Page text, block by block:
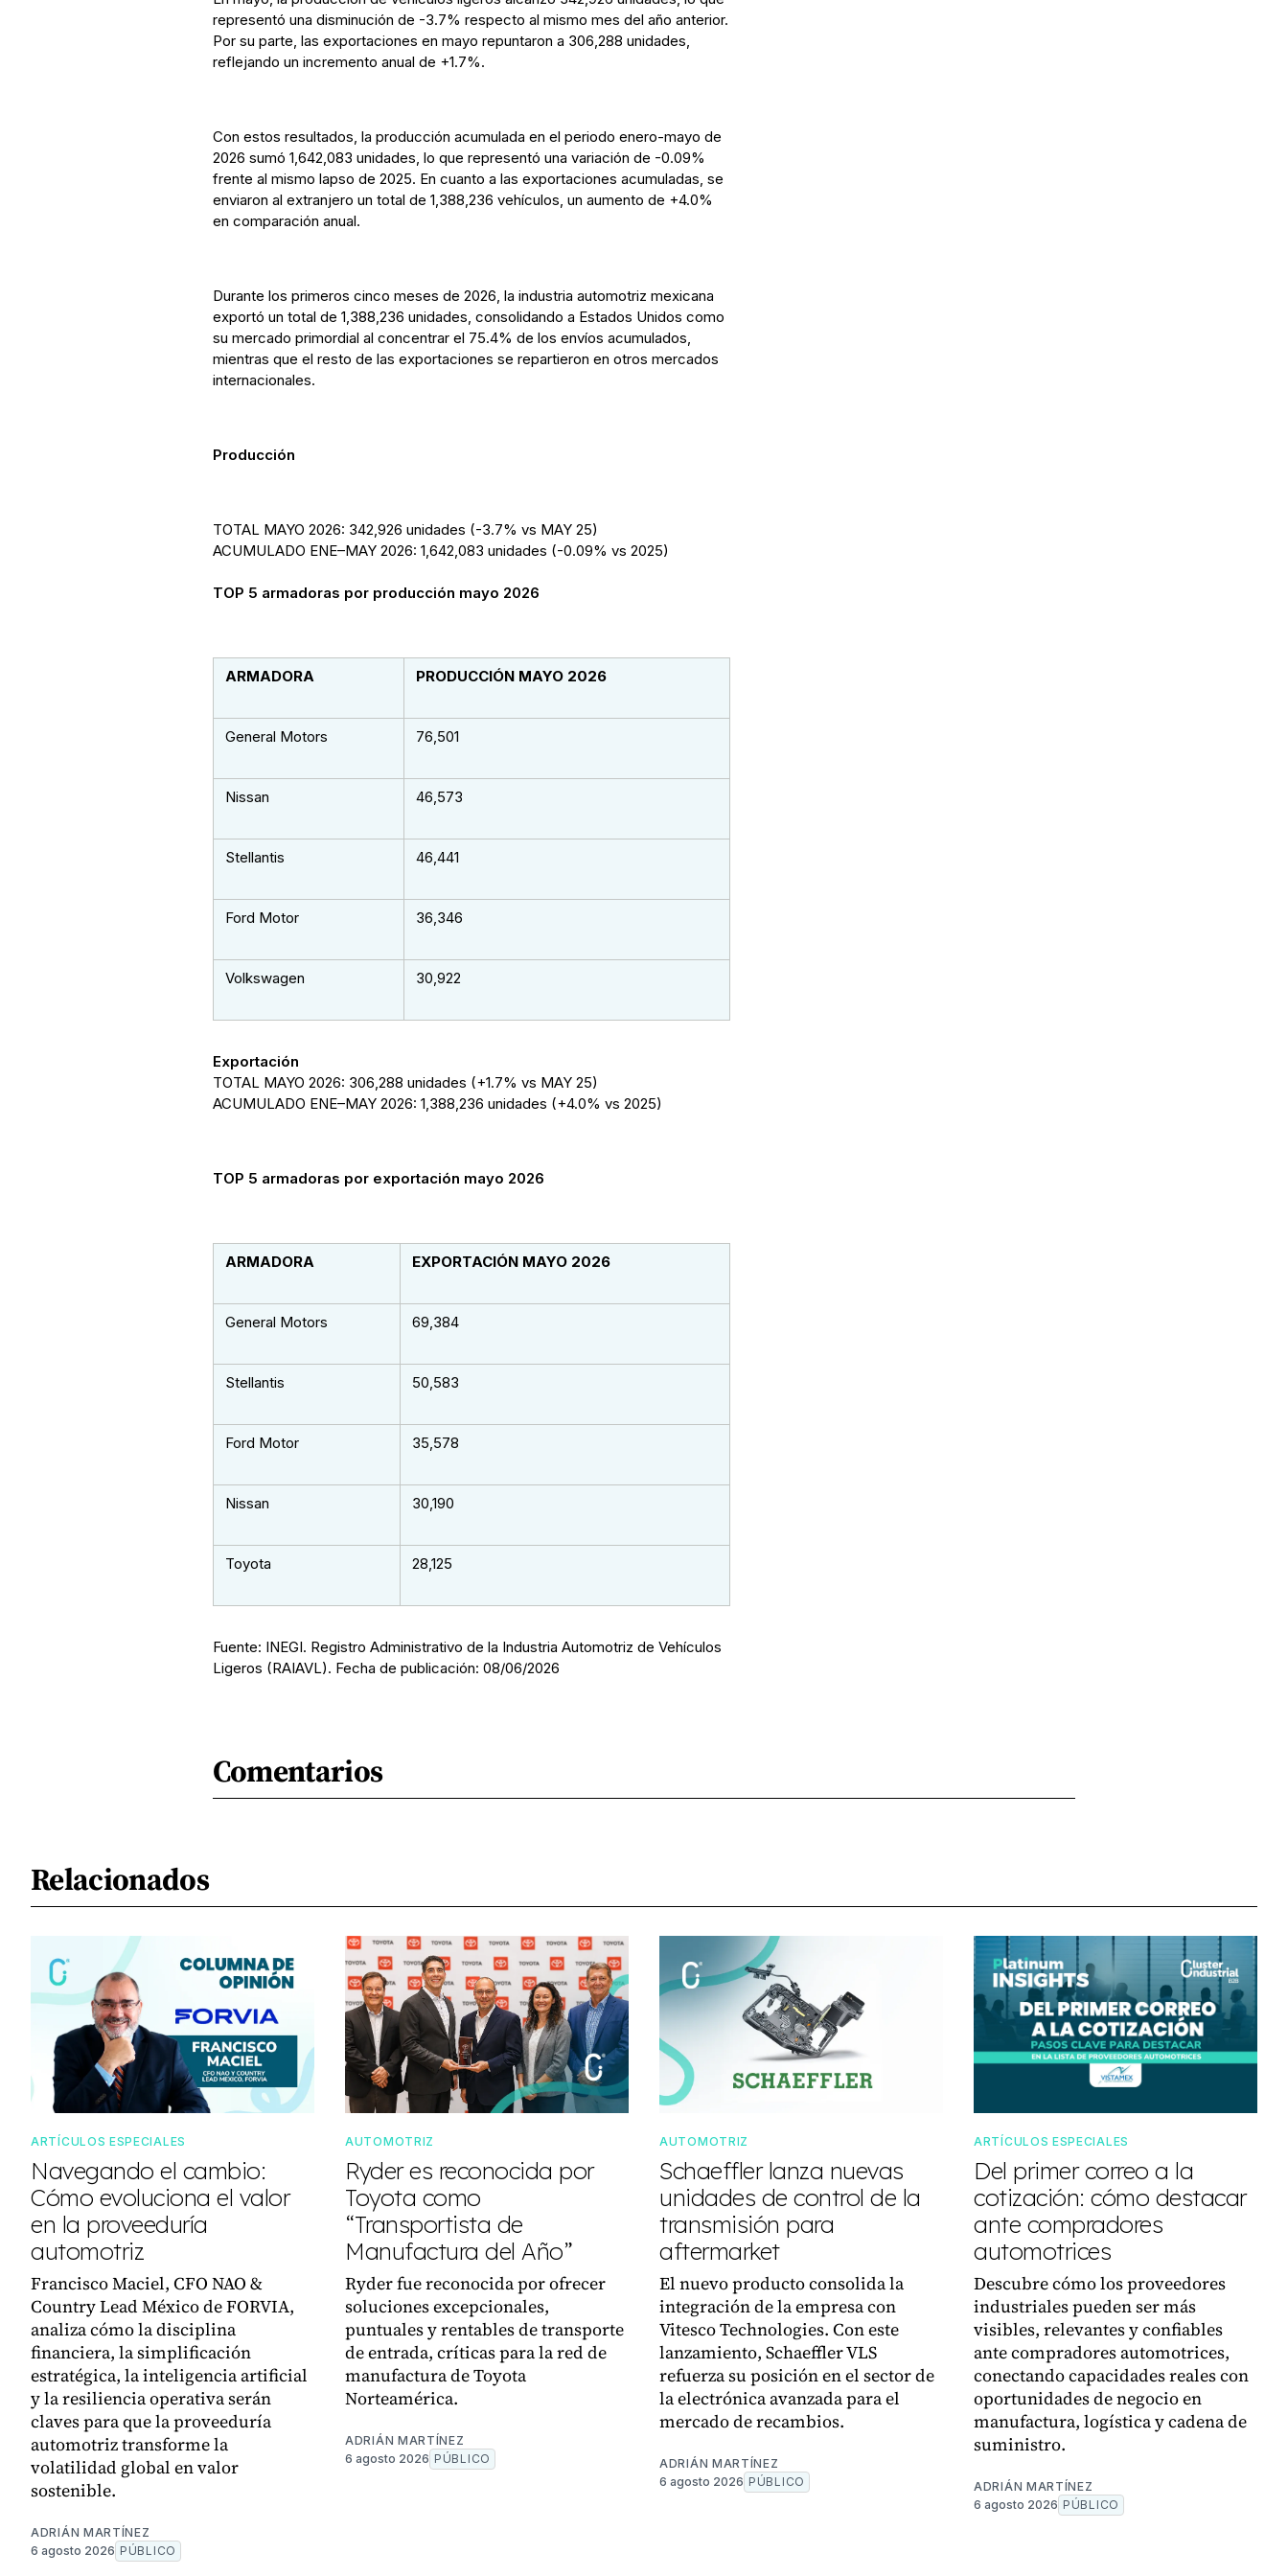
representó una disminución de -3.7% respecto al mismo mes del año anterior.
Por su parte, las exportaciones en mayo repuntaron a 306,288 unidades,
reflejando un incremento anual de +1.7%.
Con estos resultados, la producción acumulada en el periodo enero-mayo de
2026 sumó 1,642,083 unidades, lo que representó una variación de -0.09%
frente al mismo lapso de 2025. En cuanto a las exportaciones acumuladas, se
enviaron al extranjero un total de 1,388,236 vehículos, un aumento de +4.0%
en comparación anual.
Durante los primeros cinco meses de 2026, la industria automotriz mexicana
exportó un total de 1,388,236 unidades, consolidando a Estados Unidos como
su mercado primordial al concentrar el 75.4% de los envíos acumulados,
mientras que el resto de las exportaciones se repartieron en otros mercados
internacionales.
Producción
TOTAL MAYO 2026: 342,926 unidades (-3.7% vs MAY 25)
ACUMULADO ENE–MAY 2026: 1,642,083 unidades (-0.09% vs 2025)
TOP 5 armadoras por producción mayo 2026
ARMADORA PRODUCCIÓN MAYO 2026
General Motors 76,501
Nissan 46,573
Stellantis 46,441
Ford Motor 36,346
Volkswagen 30,922
Exportación
TOTAL MAYO 2026: 306,288 unidades (+1.7% vs MAY 25)
ACUMULADO ENE–MAY 2026: 1,388,236 unidades (+4.0% vs 2025)
TOP 5 armadoras por exportación mayo 2026
ARMADORA EXPORTACIÓN MAYO 2026
General Motors 69,384
Stellantis 50,583
Ford Motor 35,578
Nissan 30,190
Toyota 28,125
Fuente: INEGI. Registro Administrativo de la Industria Automotriz de Vehículos
Ligeros (RAIAVL). Fecha de publicación: 08/06/2026
Comentarios
Relacionados
ARTÍCULOS ESPECIALES
Navegando el cambio:
Cómo evoluciona el valor
en la proveeduría
automotriz
Francisco Maciel, CFO NAO &
Country Lead México de FORVIA,
analiza cómo la disciplina
financiera, la simplificación
estratégica, la inteligencia artificial
y la resiliencia operativa serán
claves para que la proveeduría
automotriz transforme la
volatilidad global en valor
sostenible.
ADRIÁN MARTÍNEZ
6 agosto 2026 PÚBLICO
AUTOMOTRIZ
Ryder es reconocida por
Toyota como
“Transportista de
Manufactura del Año”
Ryder fue reconocida por ofrecer
soluciones excepcionales,
puntuales y rentables de transporte
de entrada, críticas para la red de
manufactura de Toyota
Norteamérica.
ADRIÁN MARTÍNEZ
6 agosto 2026 PÚBLICO
AUTOMOTRIZ
Schaeffler lanza nuevas
unidades de control de la
transmisión para
aftermarket
El nuevo producto consolida la
integración de la empresa con
Vitesco Technologies. Con este
lanzamiento, Schaeffler VLS
refuerza su posición en el sector de
la electrónica avanzada para el
mercado de recambios.
ADRIÁN MARTÍNEZ
6 agosto 2026 PÚBLICO
ARTÍCULOS ESPECIALES
Del primer correo a la
cotización: cómo destacar
ante compradores
automotrices
Descubre cómo los proveedores
industriales pueden ser más
visibles, relevantes y confiables
ante compradores automotrices,
conectando capacidades reales con
oportunidades de negocio en
manufactura, logística y cadena de
suministro.
ADRIÁN MARTÍNEZ
6 agosto 2026 PÚBLICO